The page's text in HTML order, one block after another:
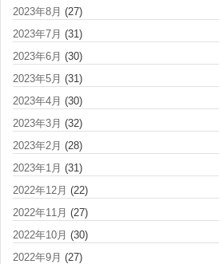
2023年8月 (27)
2023年7月 (31)
2023年6月 (30)
2023年5月 (31)
2023年4月 (30)
2023年3月 (32)
2023年2月 (28)
2023年1月 (31)
2022年12月 (22)
2022年11月 (27)
2022年10月 (30)
2022年9月 (27)